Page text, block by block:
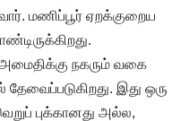
மணிப்பூர் ஏறக்குறைய
நகரும் வகை
இது ஒரு
புக்கானது அல்ல,